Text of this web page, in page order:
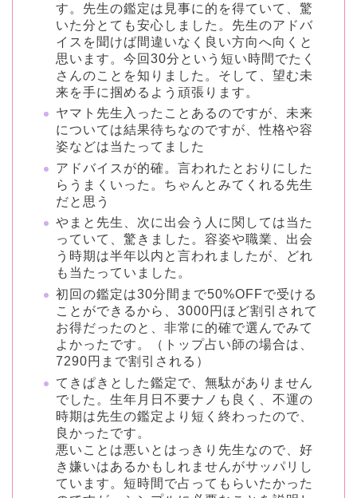
す。先生の鑑定は見事に的を得ていて、驚
いた分とても安心しました。先生のアドバ
イスを聞けば間違いなく良い方向へ向くと
思います。今回30分という短い時間でたく
さんのことを知りました。そして、望む未
来を手に掴めるよう頑張ります。
ヤマト先生入ったことあるのですが、未来
については結果待ちなのですが、性格や容
姿などは当たってました
アドバイスが的確。言われたとおりにした
らうまくいった。ちゃんとみてくれる先生
だと思う
やまと先生、次に出会う人に関しては当た
っていて、驚きました。容姿や職業、出会
う時期は半年以内と言われましたが、どれ
も当たっていました。
初回の鑑定は30分間まで50%OFFで受ける
ことができるから、3000円ほど割引されて
お得だったのと、非常に的確で選んでみて
よかったです。（トップ占い師の場合は、
7290円まで割引される）
てきぱきとした鑑定で、無駄がありません
でした。生年月日不要ナノも良く、不運の
時期は先生の鑑定より短く終わったので、
良かったです。
悪いことは悪いとはっきり先生なので、好
き嫌いはあるかもしれませんがサッパリし
ています。短時間で占ってもらいたかった